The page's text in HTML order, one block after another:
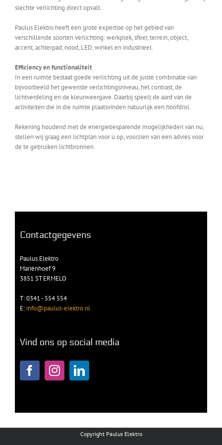
slechte verlichting direct opvalt.
Paulus Elektro heeft een grote expertise op het gebied van
verschillende soorten verlichting: werkplek, sfeer, terrein, object,
accent, achterpad, nood, LED, winkel en industrieel.
Efficiency en functionaliteit
In een ruimte bestaat goede verlichting uit de juiste combinatie van
bijvoorbeeld het gewenste verlichtingsniveau, het contrast, de
lichtverdeling en de kleurweergave. Daarbij speelt de aard van de
activiteiten die in die ruimte plaatsvinden natuurlijk een hoofdrol.
Rekening houdend met de energiebesparende mogelijkheden van nu,
stellen wij graag een lichtplan voor u op, voorzien van een advies voor
de te gebruiken lichtbronnen.
Contactgegevens
Paulus Elektro
Mariënhoef 9
3851 ST ERMELO
T: 0341 - 554 554
E: info@paulus-elektro.nl
Vind ons op social media
Copyright Paulus Elektro